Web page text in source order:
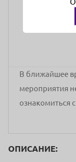
5000
В ближайшее
мероприятия
ознакомиться
ОПИСАНИЕ: